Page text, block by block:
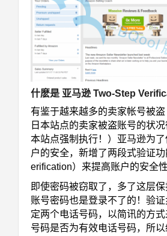
什麽是 亚马逊 Two-Step
有鉴于越来越多的卖家帐号被
日本站点的卖家被盗账号的状
本站点强制执行！）亚马逊为
户的安全，新增了两段式验证
erification）来提高账户的安全性
即使密码被窃取了，多了这层
账号密码也是登录不了的！验
定两个电话号码，以简讯的方
号码是否为有效电话号码，所